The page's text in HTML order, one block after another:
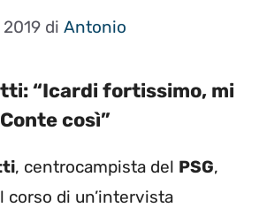
di Antonio
“Icardi fortissimo, mi
così”
, centrocampista del PSG,
corso di un’intervista